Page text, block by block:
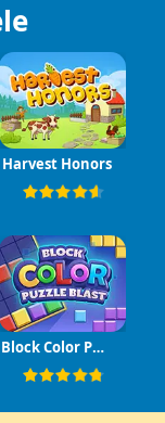
Harvest Honors
Block Color Puzzle Blast